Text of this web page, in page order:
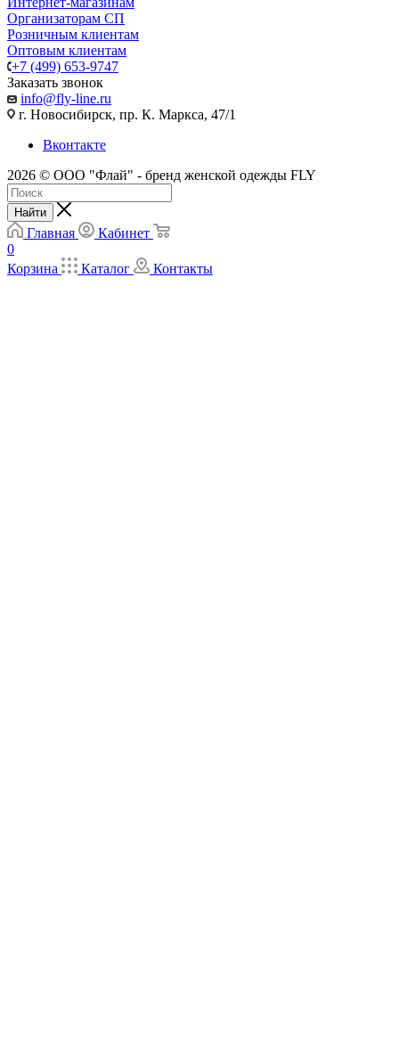
Организаторам СП
Розничным клиентам
Оптовым клиентам
+7 (499) 653-9747
Заказать звонок
info@fly-line.ru
г. Новосибирск, пр. К. Маркса, 47/1
Вконтакте
2026 © ООО "Флай" - бренд женской одежды FLY
Найти
Главная
Кабинет
0
Корзина
Каталог Контакты